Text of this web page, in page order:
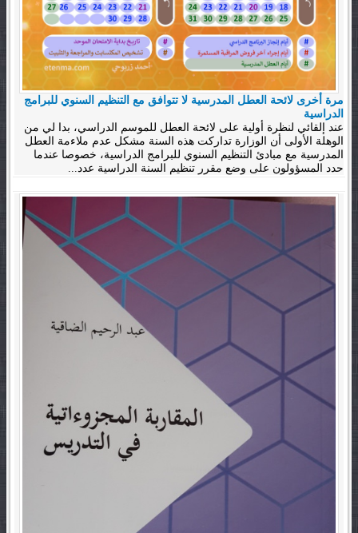
مرة أخرى لائحة العطل المدرسية لا تتوافق مع التنظيم السنوي للبرامج
الدراسية
عند إلقائي لنظرة أولية على لائحة العطل للموسم الدراسي، بدا لي من
الوهلة الأولى أن الوزارة تداركت هذه السنة مشكل عدم ملاءمة العطل
المدرسية مع مبادئ التنظيم السنوي للبرامج الدراسية، خصوصا عندما
حدد المسؤولون على وضع مقرر تنظيم السنة الدراسية عدد...